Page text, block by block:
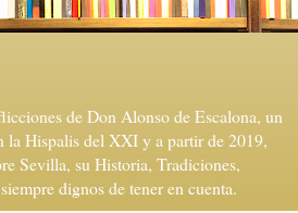
de Don Alonso de Escalona, un
Hispalis del XXI y a partir de 2019,
Sevilla, su Historia, Tradiciones,
dignos de tener en cuenta.